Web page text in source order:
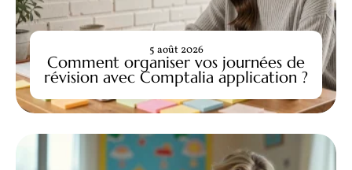
Comment organiser vos journées de
révision avec Comptalia application ?
5 août 2026